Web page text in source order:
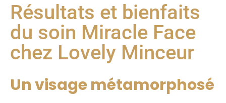
Résultats et bienfaits
du soin Miracle Face
chez Lovely Minceur
Un visage métamorphosé